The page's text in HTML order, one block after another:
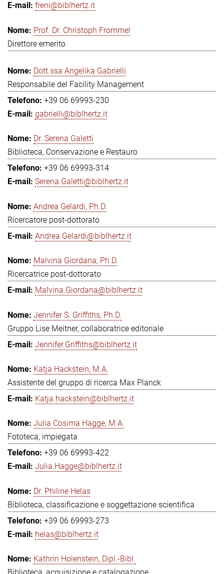
freni@biblhertz.it
Prof. Dr. Christoph Frommel
Direttore emerito
Dott.ssa Angelika Gabrielli
Responsabile del Facility Management
+39 06 69993-230
gabrielli@biblhertz.it
Dr. Serena Galetti
Biblioteca, Conservazione e Restauro
+39 06 69993-314
Serena.Galetti@biblhertz.it
Andrea Gelardi, Ph.D.
Ricercatore post-dottorato
Andrea.Gelardi@biblhertz.it
Malvina Giordana, Ph.D.
Ricercatrice post-dottorato
Malvina.Giordana@biblhertz.it
Jennifer S. Griffiths, Ph.D.
Gruppo Lise Meitner, collaboratrice editoriale
Jennifer.Griffiths@biblhertz.it
Katja Hackstein, M.A.
Assistente del gruppo di ricerca Max Planck
Katja.hackstein@biblhertz.it
Julia Cosima Hagge, M.A.
Fototeca, impiegata
+39 06 69993-422
Julia.Hagge@biblhertz.it
Dr. Philine Helas
Biblioteca, classificazione e soggettazione scientifica
+39 06 69993-273
helas@biblhertz.it
Kathrin Holenstein, Dipl.-Bibl.